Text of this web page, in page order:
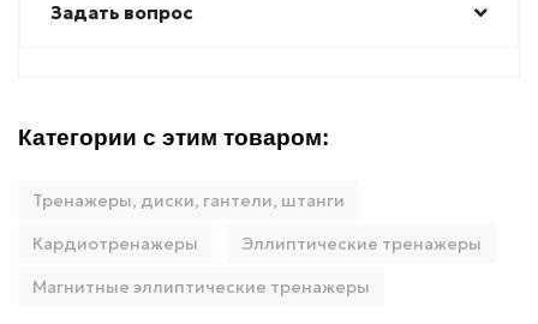
Задать вопрос
Категории с этим товаром:
Тренажеры, диски, гантели, штанги
Кардиотренажеры
Эллиптические тренажеры
Магнитные эллиптические тренажеры